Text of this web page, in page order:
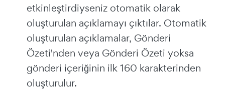
etkinleştirdiyseniz otomatik olarak
oluşturulan açıklamayı çıktılar. Otomatik
oluşturulan açıklamalar, Gönderi
Özeti'nden veya Gönderi Özeti yoksa
gönderi içeriğinin ilk 160 karakterinden
oluşturulur.